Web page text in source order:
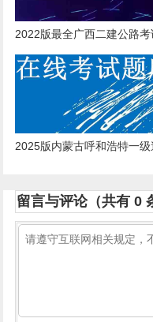
2022版最全广西二建公路考
型
2025版内蒙古呼和浩特一级
留言与评论（共有0